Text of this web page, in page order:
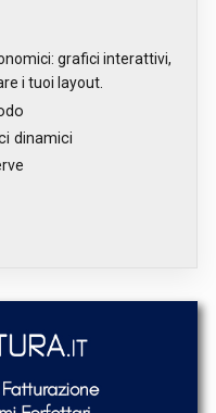
grafici interattivi,
i tuoi layout.
dinamici